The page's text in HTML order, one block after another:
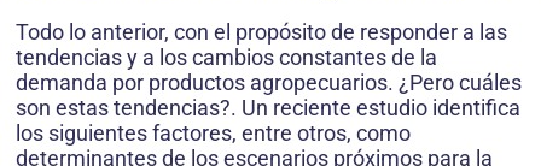
Todo lo anterior, con el propósito de responder a las
tendencias y a los cambios constantes de la
demanda por productos agropecuarios. ¿Pero cuáles
son estas tendencias?. Un reciente estudio identifica
los siguientes factores, entre otros, como
determinantes de los escenarios próximos para la